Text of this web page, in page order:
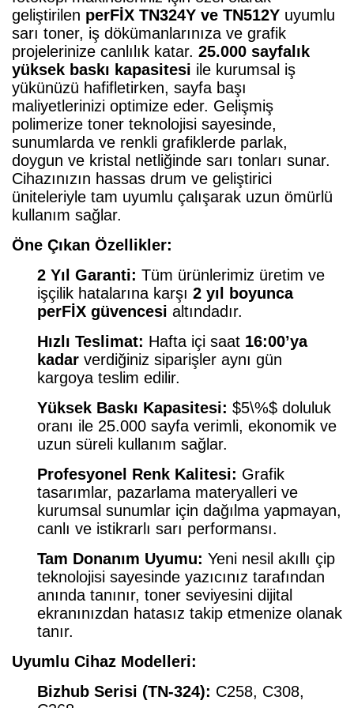
geliştirilen perFİX TN324Y ve TN512Y uyumlu
sarı toner, iş dökümanlarınıza ve grafik
projelerinize canlılık katar. 25.000 sayfalık
yüksek baskı kapasitesi ile kurumsal iş
yükünüzü hafifletirken, sayfa başı
maliyetlerinizi optimize eder. Gelişmiş
polimerize toner teknolojisi sayesinde,
sunumlarda ve renkli grafiklerde parlak,
doygun ve kristal netliğinde sarı tonları sunar.
Cihazınızın hassas drum ve geliştirici
üniteleriyle tam uyumlu çalışarak uzun ömürlü
kullanım sağlar.
Öne Çıkan Özellikler:
2 Yıl Garanti: Tüm ürünlerimiz üretim ve
işçilik hatalarına karşı 2 yıl boyunca
perFİX güvencesi altındadır.
Hızlı Teslimat: Hafta içi saat 16:00’ya
kadar verdiğiniz siparişler aynı gün
kargoya teslim edilir.
Yüksek Baskı Kapasitesi: $5\%$ doluluk
oranı ile 25.000 sayfa verimli, ekonomik ve
uzun süreli kullanım sağlar.
Profesyonel Renk Kalitesi: Grafik
tasarımlar, pazarlama materyalleri ve
kurumsal sunumlar için dağılma yapmayan,
canlı ve istikrarlı sarı performansı.
Tam Donanım Uyumu: Yeni nesil akıllı çip
teknolojisi sayesinde yazıcınız tarafından
anında tanınır, toner seviyesini dijital
ekranınızdan hatasız takip etmenize olanak
tanır.
Uyumlu Cihaz Modelleri:
Bizhub Serisi (TN-324): C258, C308,